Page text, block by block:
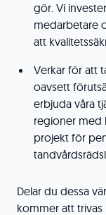
gör. Vi
medarbetare
att
Verkar för att
oavsett
erbjuda våra
regioner med
projekt för
Delar du dessa
kommer att trivas